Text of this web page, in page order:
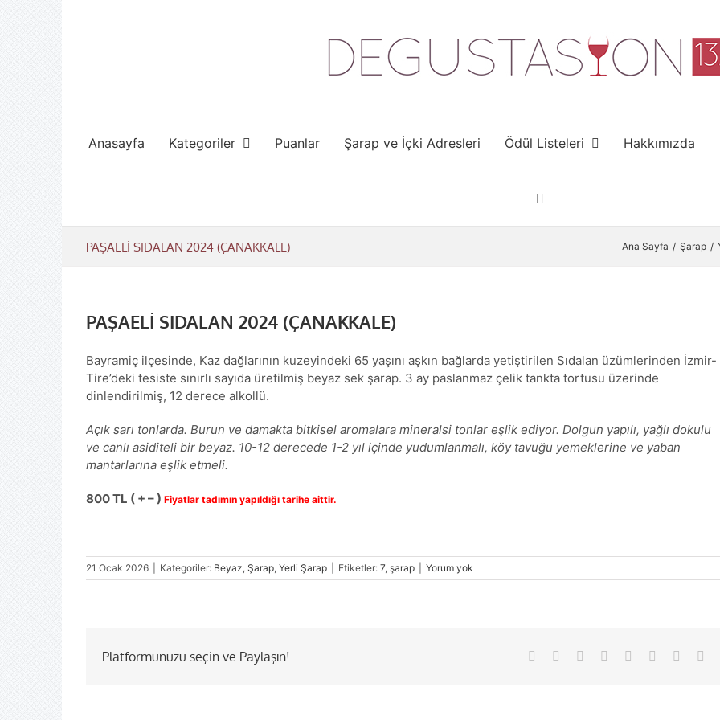
Anasayfa Kategoriler Puanlar Şarap ve İçki Adresleri Ödül Listeleri Hakkımızda
PAŞAELİ SIDALAN 2024 (ÇANAKKALE) Ana Sayfa Şarap
PAŞAELİ SIDALAN 2024 (ÇANAKKALE)
Bayramiç ilçesinde, Kaz dağlarının kuzeyindeki 65 yaşını aşkın bağlarda yetiştirilen Sıdalan üzümlerinden İzmir-
Tire’deki tesiste sınırlı sayıda üretilmiş beyaz sek şarap. 3 ay paslanmaz çelik tankta tortusu üzerinde
dinlendirilmiş, 12 derece alkollü.
Açık sarı tonlarda. Burun ve damakta bitkisel aromalara mineralsi tonlar eşlik ediyor. Dolgun yapılı, yağlı dokulu
ve canlı asiditeli bir beyaz. 10-12 derecede 1-2 yıl içinde yudumlanmalı, köy tavuğu yemeklerine ve yaban
mantarlarına eşlik etmeli.
800 TL ( + – ) Fiyatlar tadımın yapıldığı tarihe aittir.
21 Ocak 2026 Kategoriler: Beyaz, Şarap, Yerli Şarap Etiketler: 7, şarap Yorum yok
Platformunuzu seçin ve Paylaşın! Facebook Reddit LinkedIn
TumblrPinterest